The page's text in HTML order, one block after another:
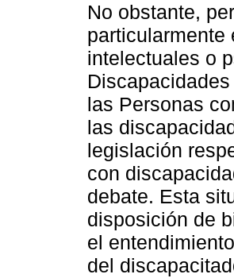
No obstante,
particularmente
intelectuales o
las Personas
las
legislación
con
debate. Esta
disposición de
el
del